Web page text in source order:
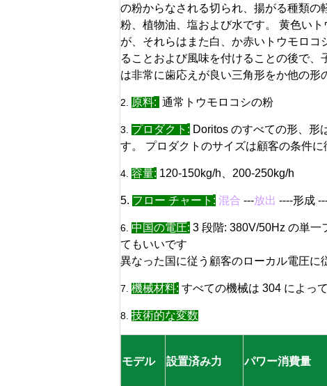
の粉からなされる切られ、揚がる種類
粉、植物油、塩および水です。 黄色い
が、それらはまた白、か赤いトウモロ
ることおよび風味を付けることの後で
は非常に歯応えが良い三角形をか他の形
2. 原料: 通常トウモロコシの粉
3. プロダクト : Doritos のすべての形、形
す。 プロダクトのサイズは顧客の条件
4. 容量: 120-150kg/h、200-250kg/h
5. フロー チャート : 混合 ---放出 ----形成
6. 中国の電圧: 3 段階: 380V/50Hz の単一
てもいいです
異なった国に従う顧客のローカル電圧に
7. 機械材料: すべての機械は 304 によっ
8. 技術的な変数
モデル 設置済み力 パワー消費量